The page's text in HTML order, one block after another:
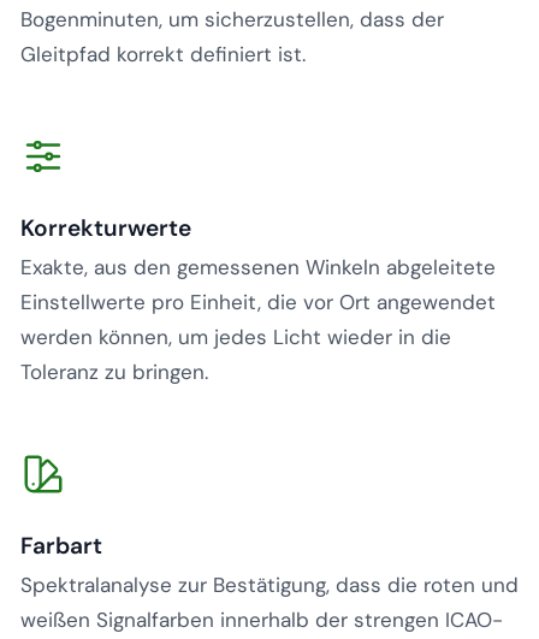
Bogenminuten, um sicherzustellen, dass der
Gleitpfad korrekt definiert ist.
Korrekturwerte
Exakte, aus den gemessenen Winkeln abgeleitete
Einstellwerte pro Einheit, die vor Ort angewendet
werden können, um jedes Licht wieder in die
Toleranz zu bringen.
Farbart
Spektralanalyse zur Bestätigung, dass die roten und
weißen Signalfarben innerhalb der strengen ICAO-